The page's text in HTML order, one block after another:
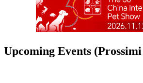
Upcoming Events